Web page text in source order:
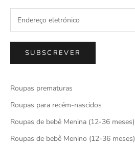
SUBSCREVER
Roupas prematuras
Roupas para recém-nascidos
Roupas de bebê Menina (12-36 meses)
Roupas de bebê Menino (12-36 meses)